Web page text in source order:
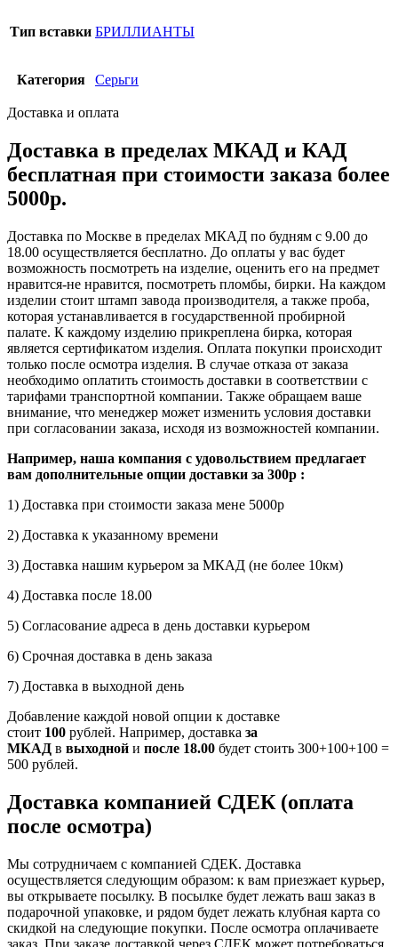
Тип вставки БРИЛЛИАНТЫ
Категория Серьги
Доставка и оплата
Доставка в пределах МКАД и КАД
бесплатная при стоимости заказа более
5000р.
Доставка по Москве в пределах МКАД по будням с 9.00 до
18.00 осуществляется бесплатно. До оплаты у вас будет
возможность посмотреть на изделие, оценить его на предмет
нравится-не нравится, посмотреть пломбы, бирки. На каждом
изделии стоит штамп завода производителя, а также проба,
которая устанавливается в государственной пробирной
палате. К каждому изделию прикреплена бирка, которая
является сертификатом изделия. Оплата покупки происходит
только после осмотра изделия. В случае отказа от заказа
необходимо оплатить стоимость доставки в соответствии с
тарифами транспортной компании. Также обращаем ваше
внимание, что менеджер может изменить условия доставки
при согласовании заказа, исходя из возможностей компании.
Например, наша компания с удовольствием предлагает
вам дополнительные опции доставки за 300р :
1) Доставка при стоимости заказа мене 5000р
2) Доставка к указанному времени
3) Доставка нашим курьером за МКАД (не более 10км)
4) Доставка после 18.00
5) Согласование адреса в день доставки курьером
6) Срочная доставка в день заказа
7) Доставка в выходной день
Добавление каждой новой опции к доставке
стоит 100 рублей. Например, доставка за
МКАД в выходной и после 18.00 будет стоить 300+100+100 =
500 рублей.
Доставка компанией СДЕК (оплата
после осмотра)
Мы сотрудничаем с компанией СДЕК. Доставка
осуществляется следующим образом: к вам приезжает курьер,
вы открываете посылку. В посылке будет лежать ваш заказ в
подарочной упаковке, и рядом будет лежать клубная карта со
скидкой на следующие покупки. После осмотра оплачиваете
заказ. При заказе доставкой через СДЕК может потребоваться